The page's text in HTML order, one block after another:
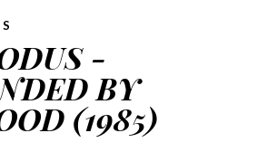
-
BY
(1985)